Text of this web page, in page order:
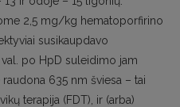
2,5 mg/kg hematoporfirino
susikaupdavo
val. po HpD suleidimo jam
635 nm šviesa – tai
terapija (FDT), ir (arba)